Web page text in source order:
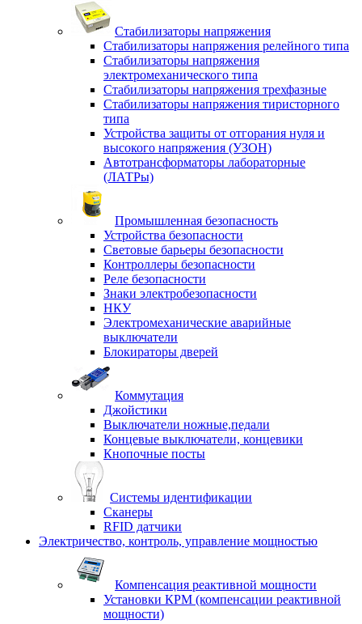
Стабилизаторы напряжения
Стабилизаторы напряжения релейного типа
Стабилизаторы напряжения
электромеханического типа
Стабилизаторы напряжения трехфазные
Стабилизаторы напряжения тиристорного
типа
Устройства защиты от отгорания нуля и
высокого напряжения (УЗОН)
Автотрансформаторы лабораторные
(ЛАТРы)
Промышленная безопасность
Устройства безопасности
Световые барьеры безопасности
Контроллеры безопасности
Реле безопасности
Знаки электробезопасности
НКУ
Электромеханические аварийные
выключатели
Блокираторы дверей
Коммутация
Джойстики
Выключатели ножные,педали
Концевые выключатели, концевики
Кнопочные посты
Системы идентификации
Сканеры
RFID датчики
Электричество, контроль, управление мощностью
Компенсация реактивной мощности
Установки КРМ (компенсации реактивной
мощности)